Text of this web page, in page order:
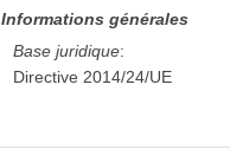
Informations générales
Base juridique:
Directive 2014/24/UE